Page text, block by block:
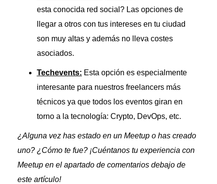
esta conocida red social? Las opciones de
llegar a otros con tus intereses en tu ciudad
son muy altas y además no lleva costes
asociados.
Techevents: Esta opción es especialmente
interesante para nuestros freelancers más
técnicos ya que todos los eventos giran en
torno a la tecnología: Crypto, DevOps, etc.
¿Alguna vez has estado en un Meetup o has creado
uno? ¿Cómo te fue? ¡Cuéntanos tu experiencia con
Meetup en el apartado de comentarios debajo de
este artículo!